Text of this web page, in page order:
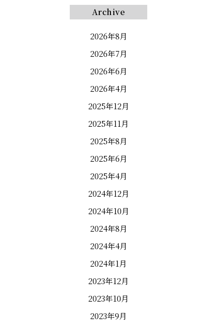
Archive
2026年8月
2026年7月
2026年6月
2026年4月
2025年12月
2025年11月
2025年8月
2025年6月
2025年4月
2024年12月
2024年10月
2024年8月
2024年4月
2024年1月
2023年12月
2023年10月
2023年9月